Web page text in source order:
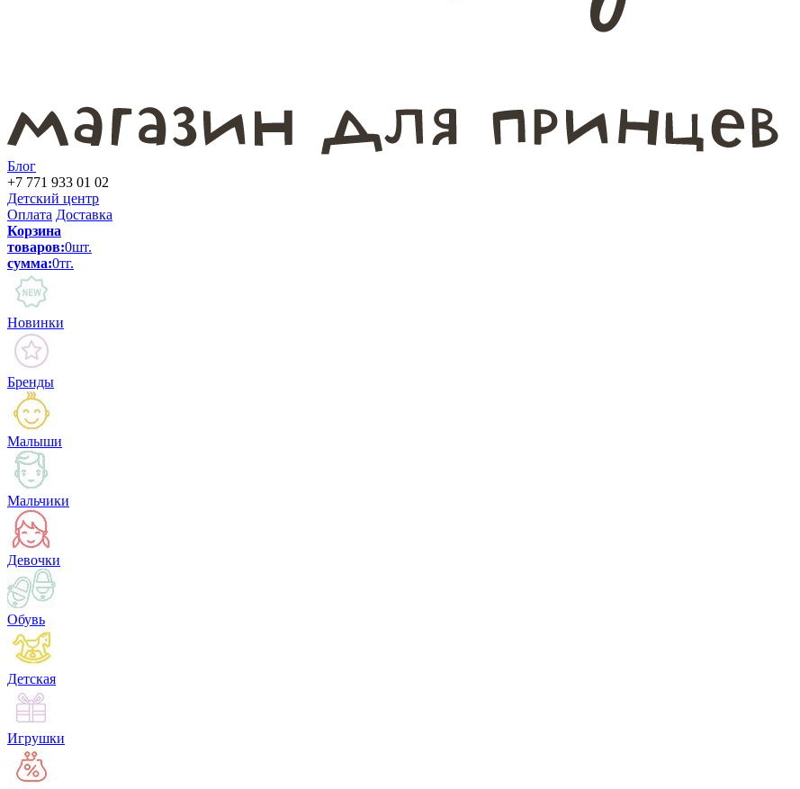
Блог
+7 771 933 01 02
Детский центр
Оплата Доставка
Корзина
товаров:0шт.
сумма:0тг.
Новинки
Бренды
Малыши
Мальчики
Девочки
Обувь
Детская
Игрушки